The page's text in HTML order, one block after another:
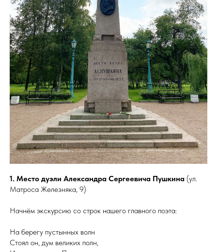
1. Место дуэли Александра Сергеевича Пушкина (ул.
Матроса Железняка, 9)
Начнём экскурсию со строк нашего главного поэта:
На берегу пустынных волн
Стоял он, дум великих полн,